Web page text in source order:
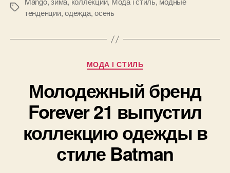
Mango”
Позначки
тенденции,одежда,осень
Категорії
МОДА І СТИЛЬ
Молодежный бренд
Forever 21 выпустил
коллекцию одежды в
стиле Batman